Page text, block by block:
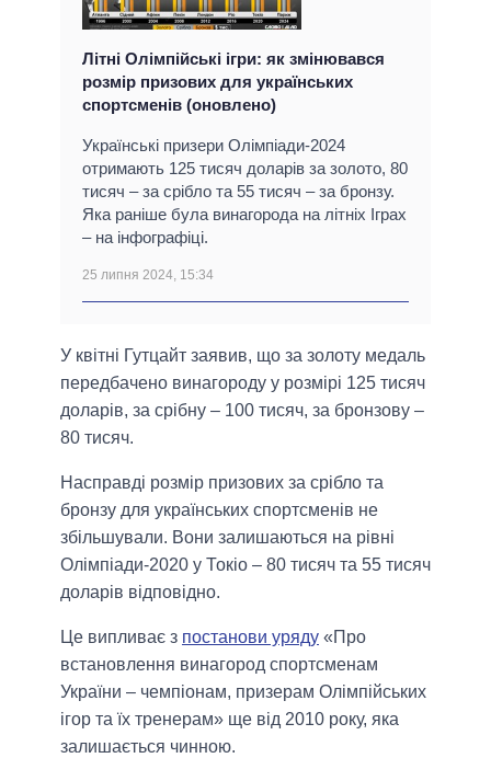
Літні Олімпійські ігри: як змінювався
розмір призових для українських
спортсменів (оновлено)
Українські призери Олімпіади-2024
отримають 125 тисяч доларів за золото, 80
тисяч – за срібло та 55 тисяч – за бронзу.
Яка раніше була винагорода на літніх Іграх
– на інфографіці.
25 липня 2024, 15:34
У квітні Гутцайт заявив, що за золоту медаль
передбачено винагороду у розмірі 125 тисяч
доларів, за срібну – 100 тисяч, за бронзову –
80 тисяч.
Насправді розмір призових за срібло та
бронзу для українських спортсменів не
збільшували. Вони залишаються на рівні
Олімпіади-2020 у Токіо – 80 тисяч та 55 тисяч
доларів відповідно.
Це випливає з постанови уряду «Про
встановлення винагород спортсменам
України – чемпіонам, призерам Олімпійських
ігор та їх тренерам» ще від 2010 року, яка
залишається чинною.